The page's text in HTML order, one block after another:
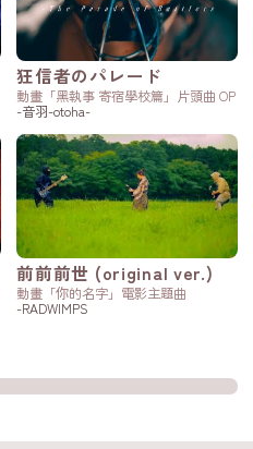
狂信者のパレード
動畫「黑執事 寄宿學校篇」片頭曲 OP
-音羽-otoha-
前前前世 (original ver.)
動畫「你的名字」電影主題曲
-RADWIMPS